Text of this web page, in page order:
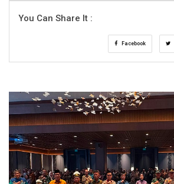
You Can Share It :
Facebook